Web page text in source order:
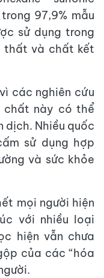
97,9% mẫu
sử dụng trong
thất và chất kết
các nghiên cứu
này có thể
dịch. Nhiều quốc
sử dụng hợp
và sức khỏe
mọi người hiện
với nhiều loại
hiện vẫn chưa
của các “hóa